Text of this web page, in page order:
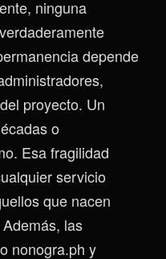
ninguna
depende
proyecto. Un
o
Esa fragilidad
servicio
que nacen
las
nonogra.ph y